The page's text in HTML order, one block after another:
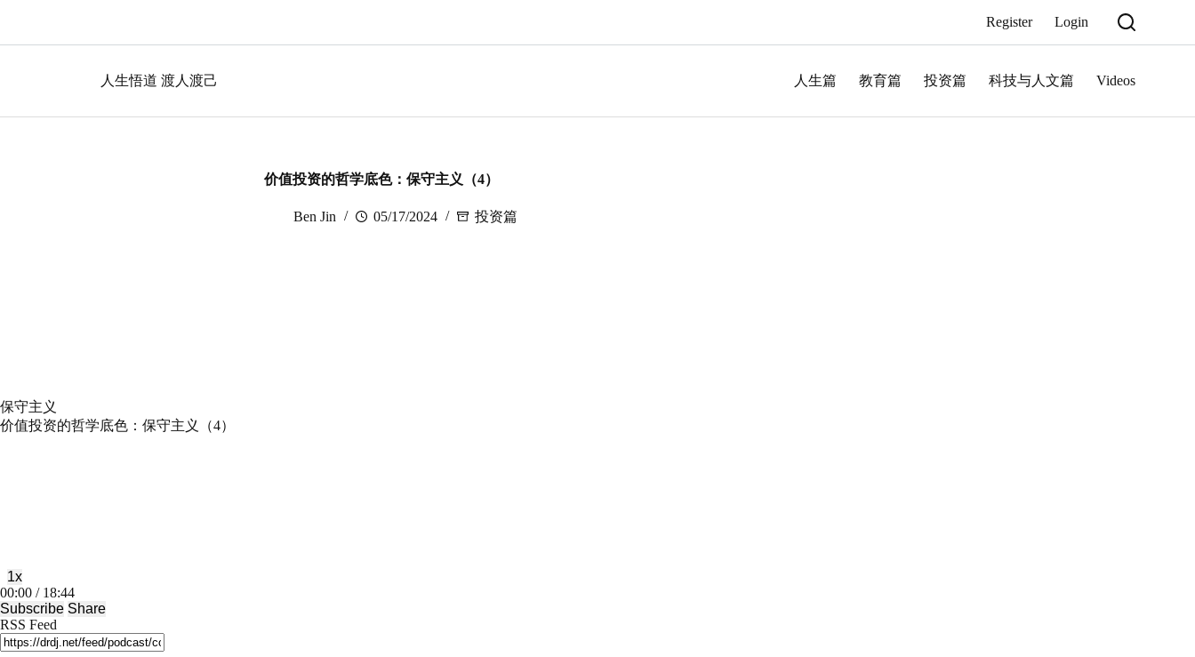
Register Login
人生悟道 渡人渡己 人生篇 教育篇 投资篇 科技与人文篇 Videos
价值投资的哲学底色：保守主义（4）
Ben Jin 05/17/2024 投资篇
保守主义
价值投资的哲学底色：保守主义（4）
Mute/Unmute
Episode
Rewind
10
Seconds
1x
Fast
Forward
30
seconds
00:00 / 18:44
Subscribe Share
RSS Feed